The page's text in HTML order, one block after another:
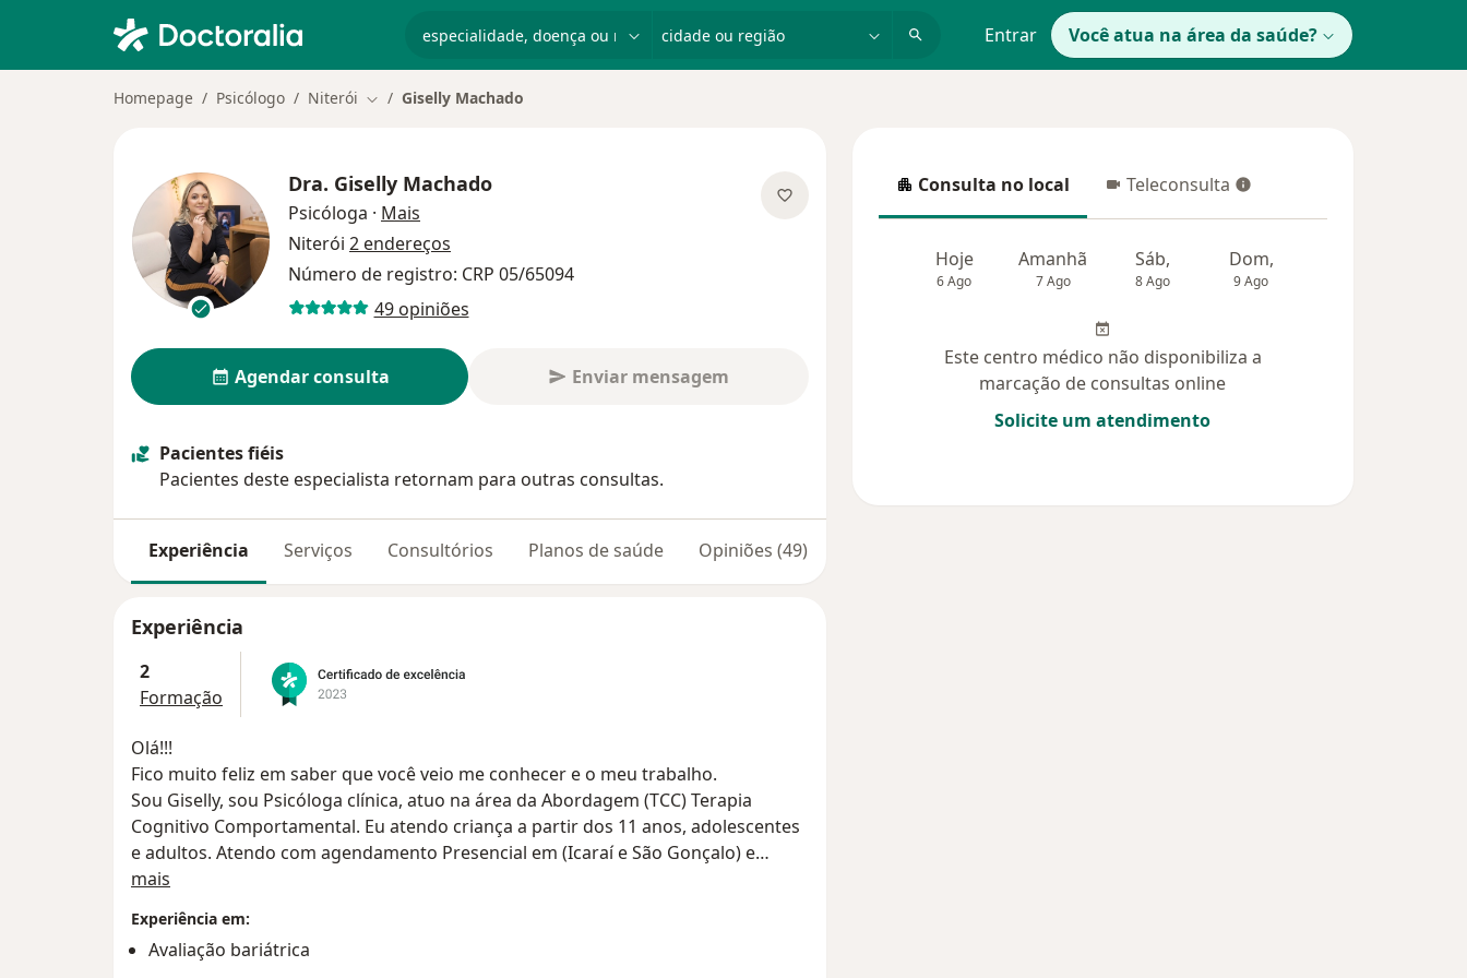
Entrar Você atua na área da saúde?
Homepage Psicólogo Niterói Mudar de cidade
Giselly Machado
Dra. Giselly Machado
Psicóloga · Mais
Niterói 2 endereços
Número de registro: CRP 05/65094
49 opiniões
Agendar consulta Enviar mensagem
Pacientes fiéis
Pacientes deste especialista retornam para outras consultas.
Experiência Serviços Consultórios Planos de saúde Opiniões (49)
Experiência
2
Formação
Olá!!!
Fico muito feliz em saber que você veio me conhecer e o meu trabalho.
Sou Giselly, sou Psicóloga clínica, atuo na área da Abordagem (TCC) Terapia
Cognitivo Comportamental. Eu atendo criança a partir dos 11 anos, adolescentes
e adultos. Atendo com agendamento Presencial em (Icaraí e São Gonçalo) e
Online.
Sou formada pela Faculdade Estácio de Sá (UNESA) no ano de 2021. Pós
Graduação pela da Faculdade Futura. Trabalho com quadro de: Depressão,
Ansiedade, Transtorno, Trauma, Fobia, Pânico, Toc, Estresse (entre outros).
mais
Experiência em:
Avaliação bariátrica
Consulta no local
Consulta no local Teleconsulta
Teleconsulta
Hoje
6 Ago
Amanhã
7 Ago
Sáb,
8 Ago
Dom,
9 Ago
Este centro médico não disponibiliza a
marcação de consultas online
Solicite um atendimento